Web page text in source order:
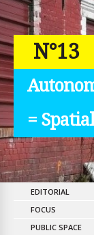
N°13
=
EDITORIAL
FOCUS
PUBLIC SPACE